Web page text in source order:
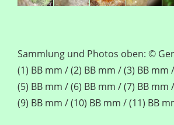
Sammlung und Photos oben: ©
(1) BB mm / (2) BB mm / (3) BB mm
(5) BB mm / (6) BB mm / (7) BB mm
(9) BB mm / (10) BB mm / (11) BB